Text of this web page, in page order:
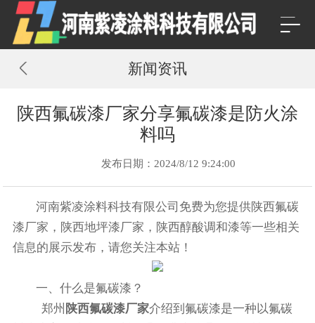
新闻资讯
陕西氟碳漆厂家分享氟碳漆是防火涂
料吗
发布日期：2024/8/12 9:24:00
河南紫凌涂料科技有限公司免费为您提供陕西氟碳
漆厂家 ，陕西地坪漆厂家，陕西醇酸调和漆等一些相关
信息的展示发布，请您关注本站！
一、什么是氟碳漆？
郑州 陕西氟碳漆厂家介绍到氟碳漆是一种以氟碳